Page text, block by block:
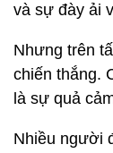
và sự đày ải
Nhưng trên
chiến thắng.
là sự quả
Nhiều người